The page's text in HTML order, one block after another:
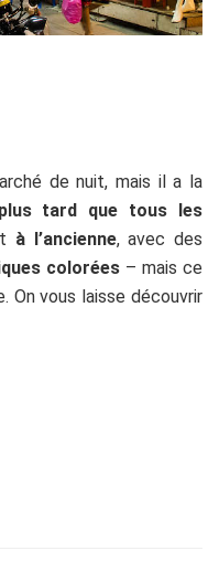
de nuit, mais il a la
plus tard que tous les
à l’ancienne, avec des
colorées – mais ce
On vous laisse découvrir